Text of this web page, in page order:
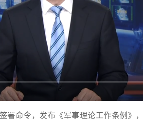
命令，发布《军事理论工作条例》，